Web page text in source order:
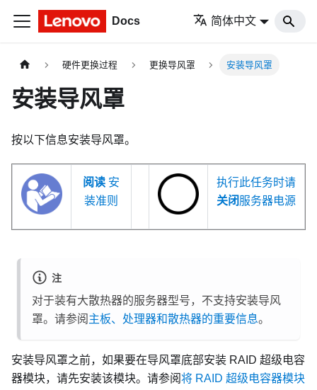
Docs 简体中文
硬件更换过程 更换导风罩 安装导风罩
安装导风罩
按以下信息安装导风罩。
阅读 安
装准则
执行此任务时请
关闭服务器电源
注
对于装有大散热器的服务器型号，不支持安装导风
罩。请参阅 主板、处理器和散热器的重要信息。
安装导风罩之前，如果要在导风罩底部安装 RAID 超级电容
器模块，请先安装该模块。请参阅将 RAID 超级电容器模块